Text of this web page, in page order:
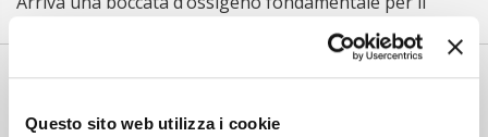
Questo sito web utilizza i cookie
Il “ColtivaItalia” passa e va all’esame del
6 Agosto 2026